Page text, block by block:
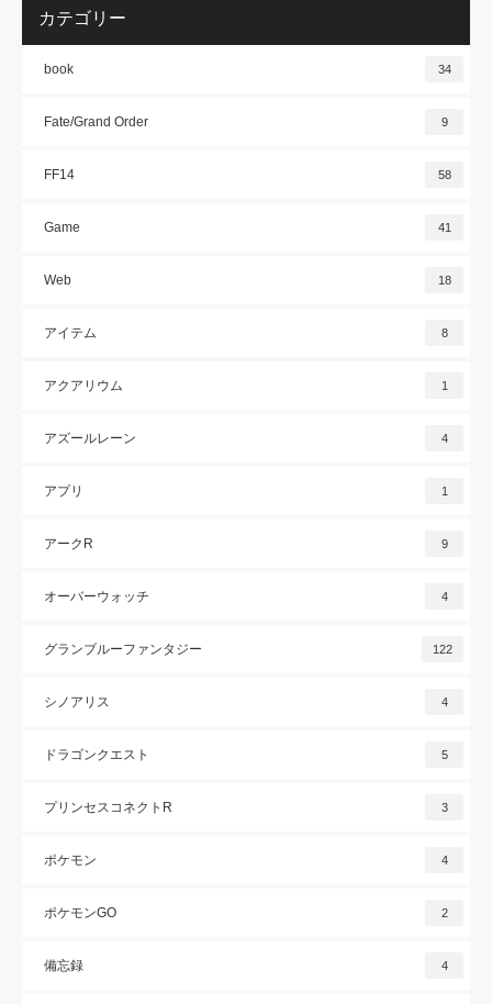
カテゴリー
book 34
Fate/Grand Order 9
FF14 58
Game 41
Web 18
アイテム 8
アクアリウム 1
アズールレーン 4
アプリ 1
アークR 9
オーバーウォッチ 4
グランブルーファンタジー 122
シノアリス 4
ドラゴンクエスト 5
プリンセスコネクトR 3
ポケモン 4
ポケモンGO 2
備忘録 4